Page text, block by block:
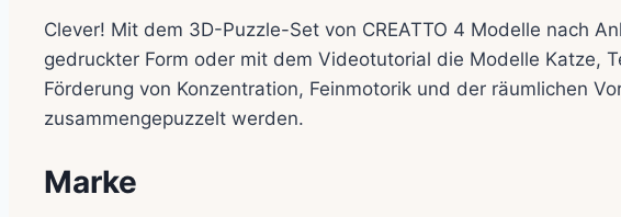
Clever! Mit dem 3D-Puzzle-Set von CREATTO 4 Modelle nach
gedruckter Form oder mit dem Videotutorial die Modelle Katze,
Förderung von Konzentration, Feinmotorik und der räumlichen
zusammengepuzzelt werden.
Marke